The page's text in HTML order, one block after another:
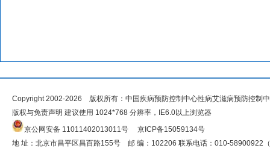
Copyright 2002-2026 版权所有：中国疾病预防控制中心性病艾滋病预防控制
版权与免责声明 建议使用 1024*768 分辨率，IE6.0以上浏览器
京公网安备 11011402013011号
京ICP备15059134号
地 址：北京市昌平区昌百路155号 邮 编：102206 联系电话：010-58900922